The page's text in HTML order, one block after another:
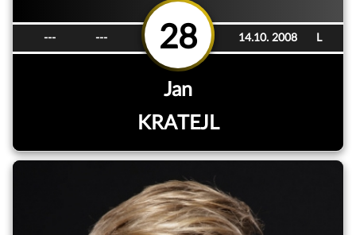
Jan
KRATEJL
28
--- --- 14.10. 2008 L